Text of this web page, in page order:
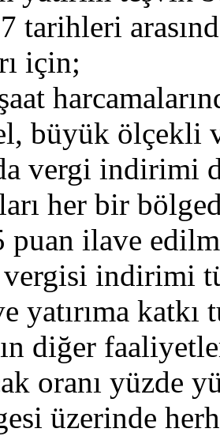
tarihleri
için;
büyük ölçekli
vergi indirimi
her bir
puan ilave
indirimi
yatırıma katkı
diğer
oranı yüzde
üzerinde